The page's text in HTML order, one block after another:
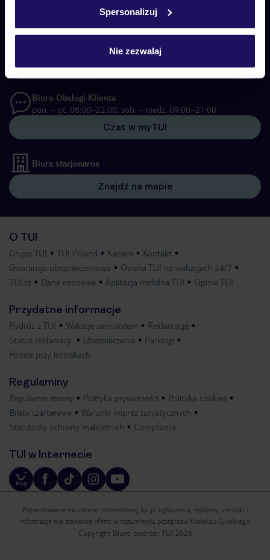
Spersonalizuj
Nie zezwalaj
22 270 31 20
Biuro Obsługi Klienta
pon. – pt. 08:00–22:00, sob. – niedz. 09:00–21:00
22 255 04 02
Biuro Obsługi Klienta
pon. – pt. 08:00–22:00, sob. – niedz. 09:00–21:00
Czat w myTUI
Biura stacjonarne
Znajdź na mapie
O TUI
Grupa TUI TUI Poland Kariera
Kontakt
Gwarancja ubezpieczeniowa
Opieka TUI na wakacjach 24/7
TUI.cz
Dane osobowe Aplikacja mobilna TUI Opinie TUI
Przydatne informacje
Podróż z TUI Wakacje samolotem
Reklamacje
Status reklamacji
Ubezpieczenia
Parkingi
Hotele przy lotniskach
Regulaminy
Regulamin strony Polityka prywatności
Polityka cookies
Bilety czarterowe
Warunki imprez turystycznych
Standardy ochrony małoletnich
Compliance
TUI w Internecie
Prezentowane na stronie internetowej tui.pl ogłoszenia, reklamy, cenniki i
informacje nie stanowią oferty w rozumieniu przepisów Kodeksu Cywilnego.
Copyright Biuro podróży TUI 2026